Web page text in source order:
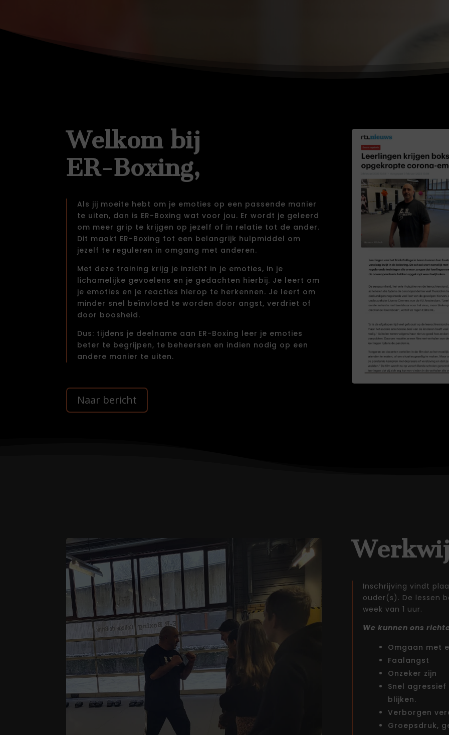
Welkom bij
ER-Boxing,
Als jij moeite hebt om je emoties op een passende manier
te uiten, dan is ER-Boxing wat voor jou. Er wordt je geleerd
om meer grip te krijgen op jezelf of in relatie tot de ander.
Dit maakt ER-Boxing tot een belangrijk hulpmiddel om
jezelf te reguleren in omgang met anderen.
Met deze training krijg je inzicht in je emoties, in je
lichamelijke gevoelens en je gedachten hierbij. Je leert om
je emoties en je reacties hierop te herkennen. Je leert om
minder snel beïnvloed te worden door angst, verdriet of
door boosheid.
Dus: tijdens je deelname aan ER-Boxing leer je emoties
beter te begrijpen, te beheersen en indien nodig op een
andere manier te uiten.
Naar bericht
Inschrijving vindt
ouder(s). De lessen
week van 1 uur.
We kunnen ons
Omgaan met
Faalangst
Onzeker zijn
Snel
blijken.
Verborgen
Groepsdruk,